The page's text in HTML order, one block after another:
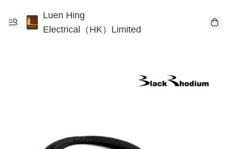
Luen Hing
Electrical（HK）Limited